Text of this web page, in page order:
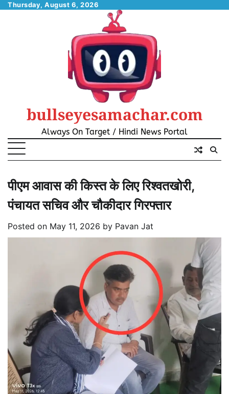
SkipThursday, August 6, 2026
bullseyesamachar.com
Always On Target / Hindi News Portal
पीएम आवास की किस्त के लिए रिश्वतखोरी,
पंचायत सचिव और चौकीदार गिरफ्तार
Posted on May 11, 2026 by Pavan Jat